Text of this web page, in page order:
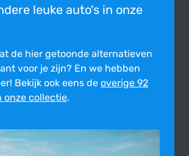
leuke auto's in onze
de hier getoonde alter­na­tie­ven
voor je zijn? En we hebben
Bekijk ook eens de overige 92
onze collectie.